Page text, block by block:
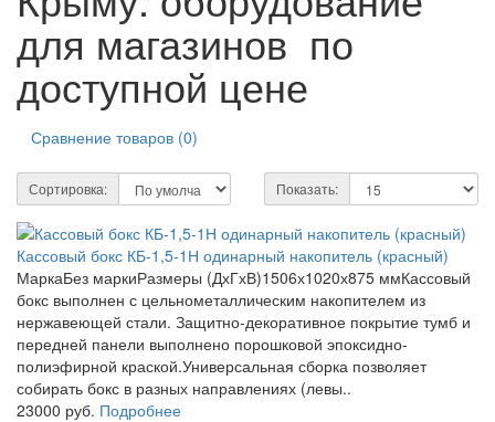
для магазинов по
доступной цене
Сравнение товаров (0)
Сортировка: Показать:
Кассовый бокс КБ-1,5-1Н одинарный накопитель (красный)
МаркаБез маркиРазмеры (ДхГхВ)1506х1020х875 ммКассовый
бокс выполнен с цельнометаллическим накопителем из
нержавеющей стали. Защитно-декоративное покрытие тумб и
передней панели выполнено порошковой эпоксидно-
полиэфирной краской.Универсальная сборка позволяет
собирать бокс в разных направлениях (левы..
23000 руб. Подробнее